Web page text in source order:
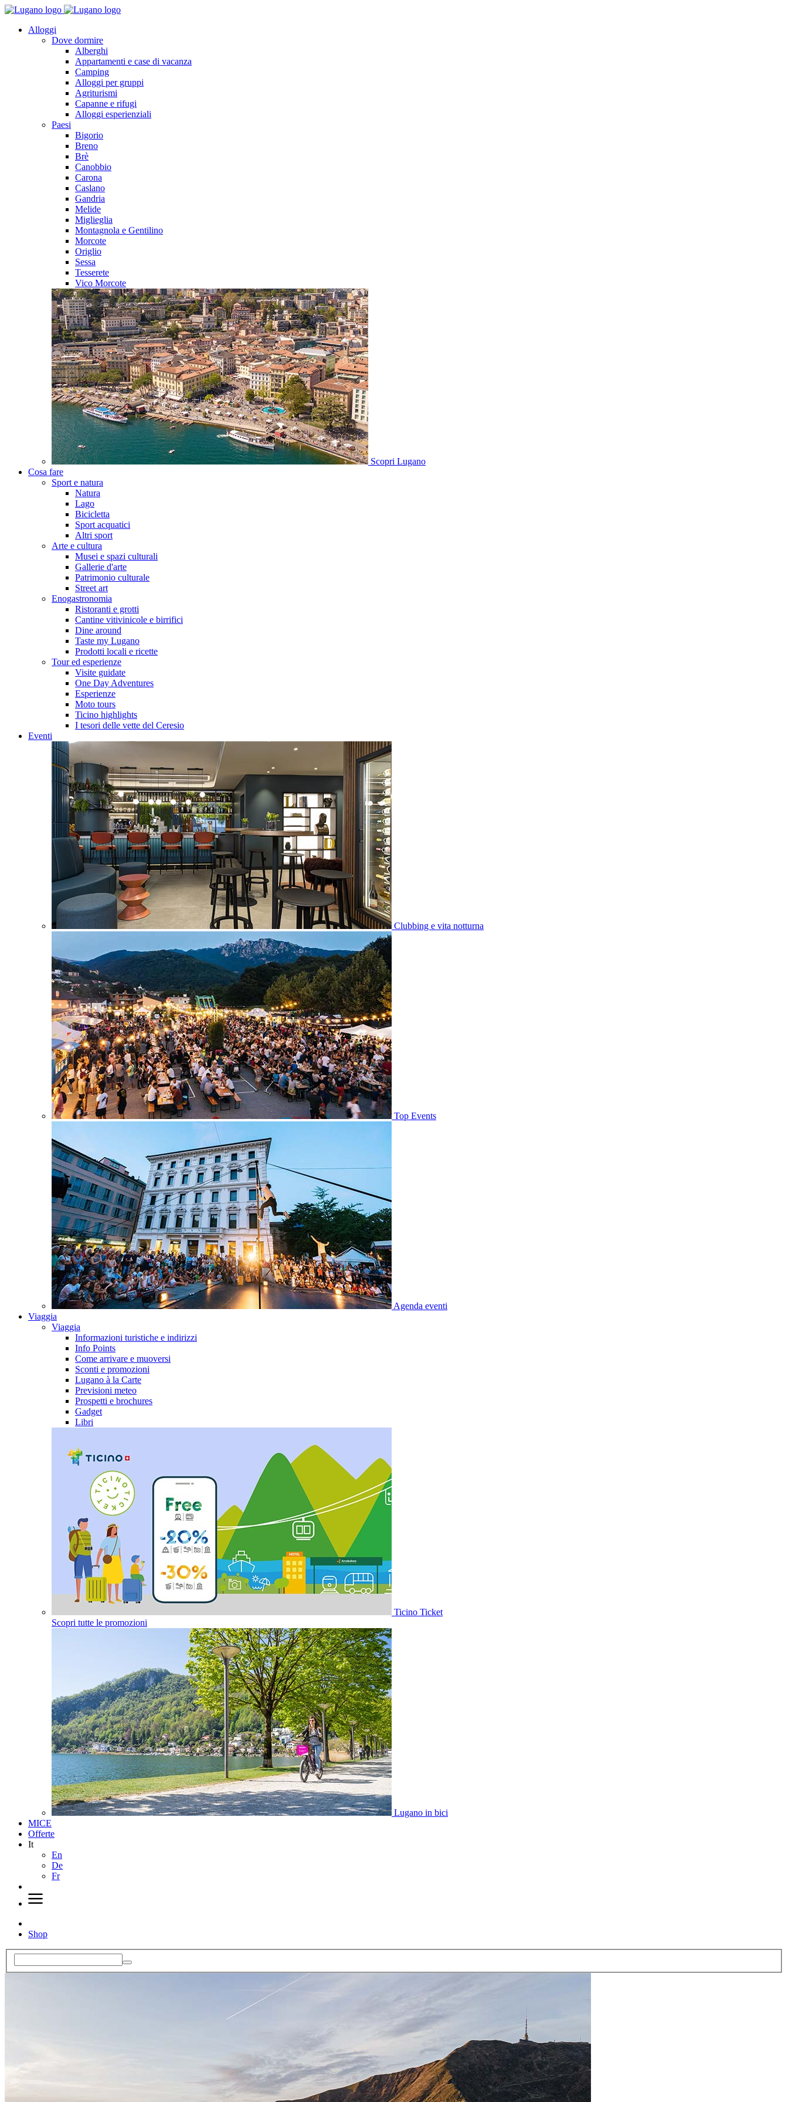
Alloggi
Dove dormire
Alberghi
Appartamenti e case di vacanza
Camping
Alloggi per gruppi
Agriturismi
Capanne e rifugi
Alloggi esperienziali
Paesi
Bigorio
Breno
Brè
Canobbio
Carona
Caslano
Gandria
Melide
Miglieglia
Montagnola e Gentilino
Morcote
Origlio
Sessa
Tesserete
Vico Morcote
Scopri Lugano
Cosa fare
Sport e natura
Natura
Lago
Bicicletta
Sport acquatici
Altri sport
Arte e cultura
Musei e spazi culturali
Gallerie d'arte
Patrimonio culturale
Street art
Enogastronomia
Ristoranti e grotti
Cantine vitivinicole e birrifici
Dine around
Taste my Lugano
Prodotti locali e ricette
Tour ed esperienze
Visite guidate
One Day Adventures
Esperienze
Moto tours
Ticino highlights
I tesori delle vette del Ceresio
Eventi
Clubbing e vita notturna
Top Events
Agenda eventi
Viaggia
Viaggia
Informazioni turistiche e indirizzi
Info Points
Come arrivare e muoversi
Sconti e promozioni
Lugano à la Carte
Previsioni meteo
Prospetti e brochures
Gadget
Libri
Ticino Ticket
Scopri tutte le promozioni
Lugano in bici
MICE
Offerte
It
En
De
Fr
Shop